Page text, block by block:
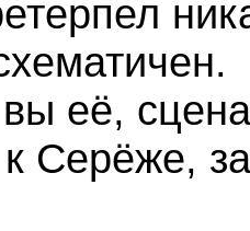
её,
Серёже,